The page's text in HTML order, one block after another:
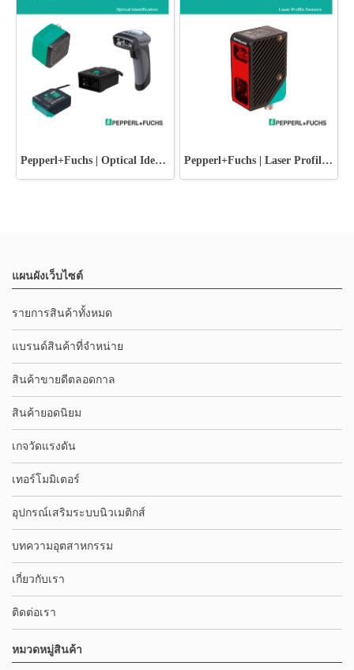
Pepperl+Fuchs | Optical Identification Pepperl+Fuchs | Laser Profile Sensors
แผนผังเว็บไซต์
รายการสินค้าทั้งหมด
แบรนด์สินค้าที่จำหน่าย
สินค้าขายดีตลอดกาล
สินค้ายอดนิยม
เกจวัดแรงดัน
เทอร์โมมิเตอร์
อุปกรณ์เสริมระบบนิวเมติกส์
บทความอุตสาหกรรม
เกี่ยวกับเรา
ติดต่อเรา
หมวดหมู่สินค้า